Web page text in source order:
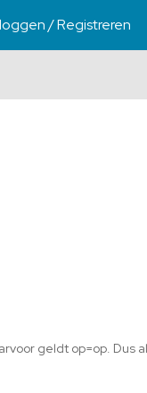
/ Registreren
geldt op=op. Dus